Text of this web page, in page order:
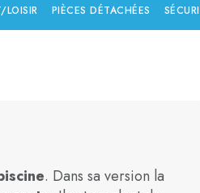
LOISIR PIÈCES DÉTACHÉES
. Dans sa version la